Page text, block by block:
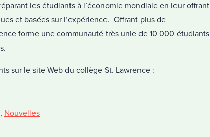
les étudiants à l’économie mondiale en leur offrant
et basées sur l’expérience. Offrant plus de
forme une communauté très unie de 10 000 étudiants
sur le site Web du collège St. Lawrence :
, Nouvelles